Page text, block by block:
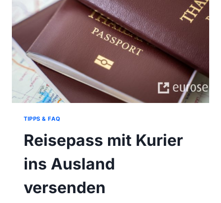
TIPPS & FAQ
Reisepass mit Kurier
ins Ausland
versenden